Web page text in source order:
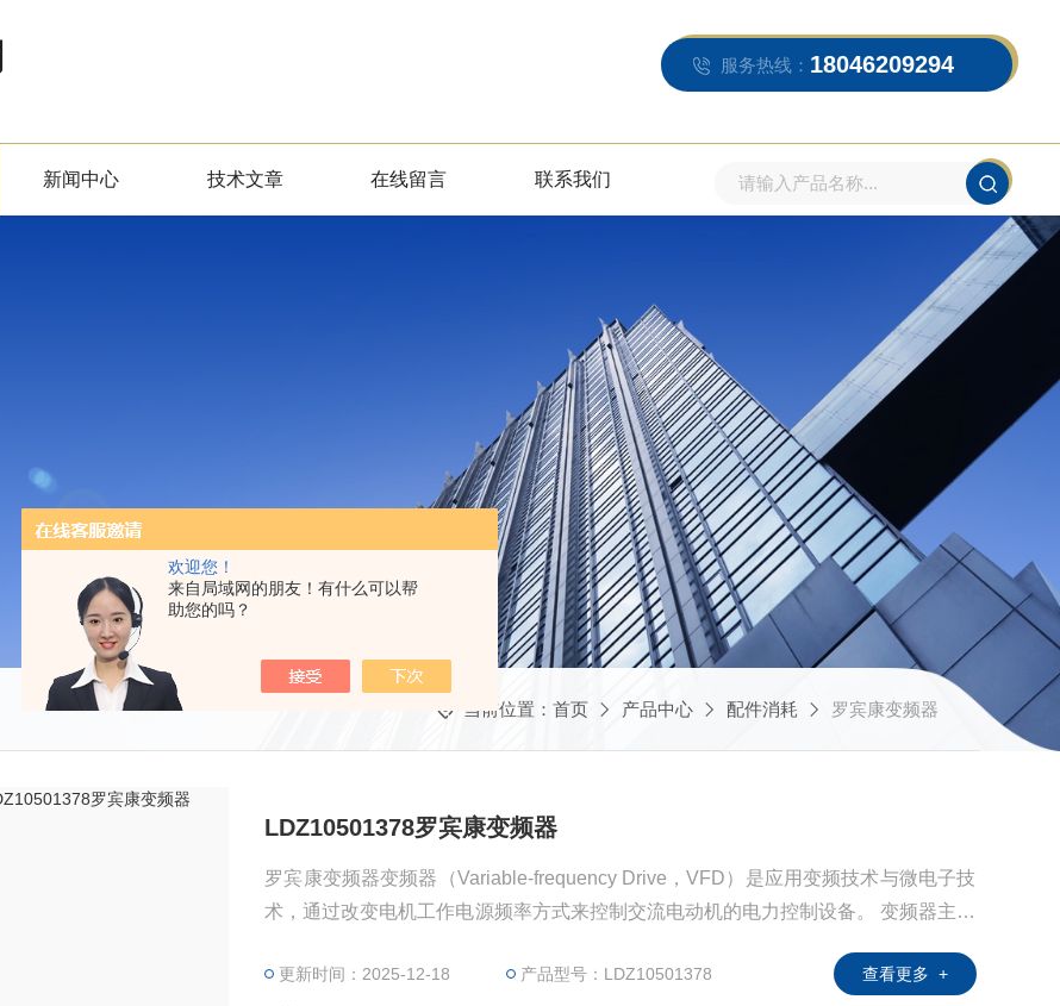
欢迎您！
来自局域网的朋友！有什么可以帮
助您的吗？
服务热线： 18046209294
新闻中心 技术文章 在线留言 联系我们
当前位置： 首页 产品中心 配件消耗 罗宾康变频器
LDZ10501378罗宾康变频器
罗宾康变频器变频器（Variable-frequency Drive，VFD）是应用变频技术与微电子技
术，通过改变电机工作电源频率方式来控制交流电动机的电力控制设备。 变频器主要
元微处理单元等组成。变频器靠内部IGBT的开断来调整输出电源的电压和频率，根据
更新时间：2025-12-18 产品型号：LDZ10501378 查看更多 +